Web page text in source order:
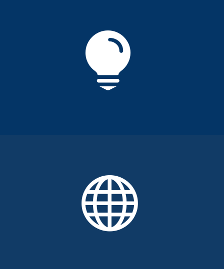

propiedad intelectual, moderna y dinámica,
integrada por talentosos profesionales
reconocidos en sus áreas de ejercicio,
convirtiéndolos en uno de los equipos
especializados más grandes de la región. Cuenta
con oficinas locales en Bogotá, Medellín,
Barranquilla, Bucaramanga y Cali. Ha logrado

Nuestro programa regional internacional busca
facilitar la gestión de la protección de patentes,
unificando la aproximación técnica y el
desarrollo de estrategias para toda la región. La
armonización del proceso a nivel regional
garantiza un control eficiente de los recursos
para el cliente, bajo un sistema centralizado de